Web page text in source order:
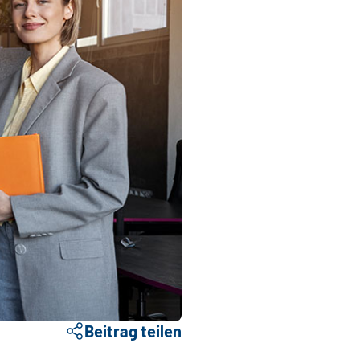
Beitrag teilen